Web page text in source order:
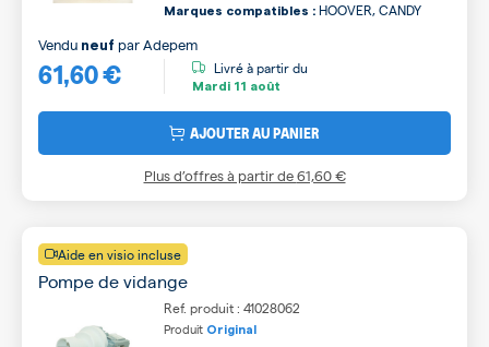
Marques compatibles : HOOVER, CANDY
61,60 €
Vendu neuf parAdepem
Livré à partir du
Mardi 11 août
AJOUTER AU PANIER
Plus d’offres à partir de61,60 €
Aide en visio incluse
Pompe de vidange
Ref. produit : 41028062
Produit Original